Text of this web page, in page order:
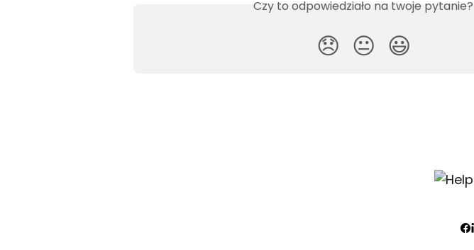
Czy to odpowiedziało na twoje pytanie?
😞 😐 😃